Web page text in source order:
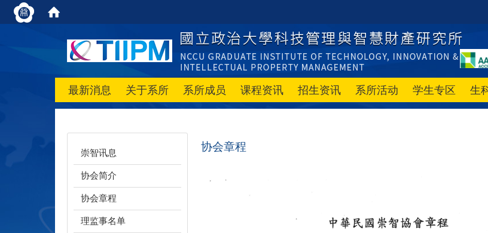
最新消息 关于系所 系所成员 课程资讯 招生资讯 系所活动 学生专区 生
崇智讯息
协会简介
协会章程
理监事名单
协会章程